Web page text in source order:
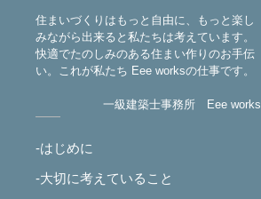
住まいづくりはもっと自由に、もっと楽し
みながら出来ると私たちは考えています。
快適でたのしみのある住まい作りのお手伝
い。これが私たち Eee worksの仕事です。
一級建築士事務所 Eee works
-はじめに
-大切に考えていること